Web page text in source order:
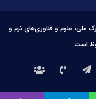
ملی، علوم و فناوری‌های نرم و
است.
تلگرامتماس
با
درباره
ما